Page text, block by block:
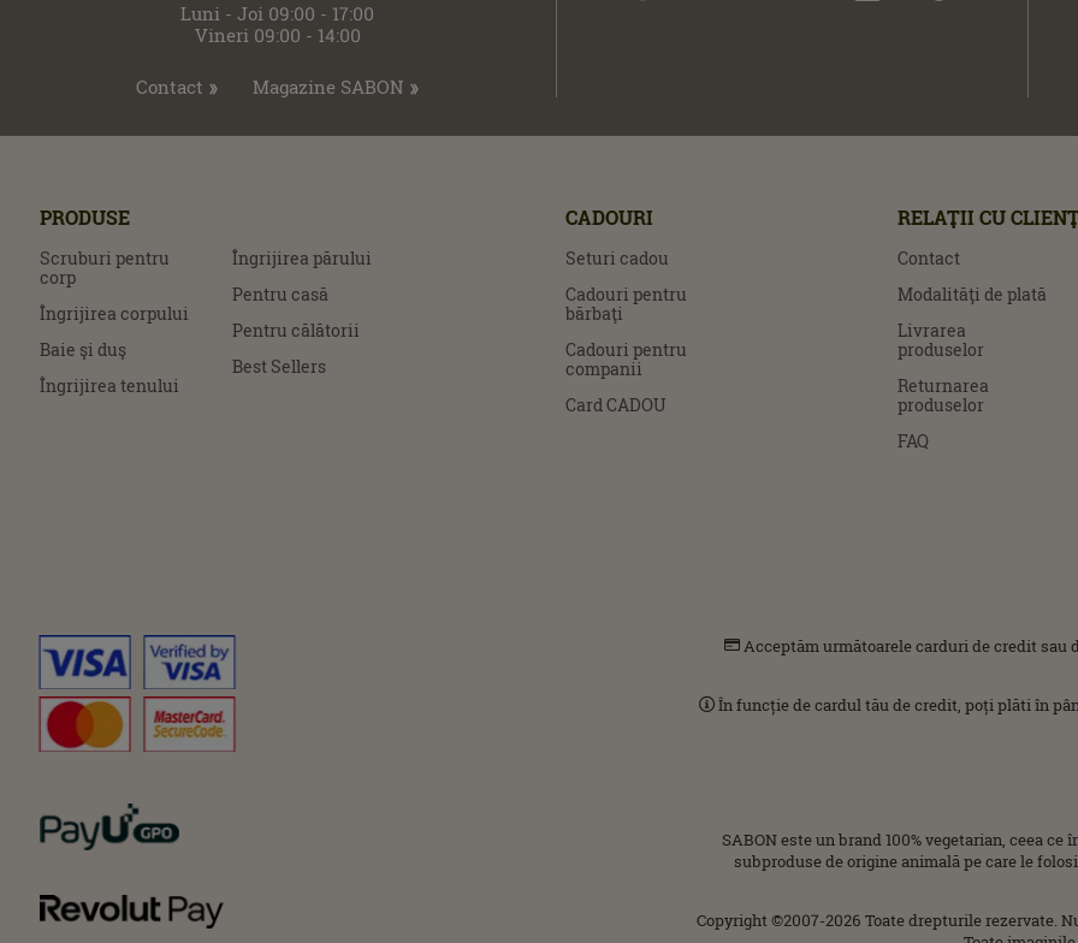
Luni - Joi 09:00 - 17:00
Vineri 09:00 - 14:00
Contact Magazine SABON
PRODUSE
Scruburi pentru
corp
Îngrijirea corpului
Baie şi duş
Îngrijirea tenului
Îngrijirea părului
Pentru casă
Pentru călătorii
Best Sellers
CADOURI
Seturi cadou
Cadouri pentru
bărbaţi
Cadouri pentru
companii
Card CADOU
RELAŢII CU
Contact
Modalităţi de plată
Livrarea
produselor
Returnarea
produselor
FAQ
Acceptăm următoarele carduri de credit sau
În funcție de cardul tău de credit, poți plăti în
SABON este un brand 100% vegetarian, ceea
subproduse de origine animală pe care le
Copyright ©2007-2026 Toate drepturile rezervate.